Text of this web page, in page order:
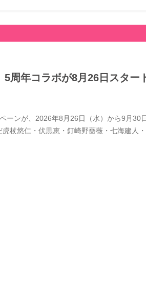
周年コラボが8月26日スター
ンが、2026年8月26日（水）から9月30
杖悠仁・伏黒恵・釘崎野薔薇・七海建人